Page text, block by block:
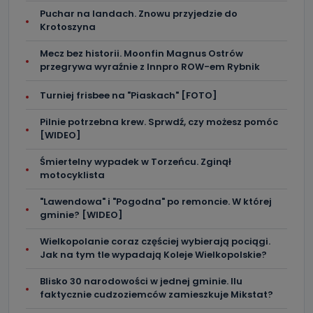
Co mogą Państwo zrobić z
przekazanymi nam danymi?
Po wyrażeniu zgody na przetwarzanie danych osobowych,
400) przy ul. Wolności 19 dostępu do danych osobowych
żądania ich sprostowania, usunięcia danych,
ograniczenia ich przetwarzania oraz prawo wniesienia
sprzeciwu wobec ich przetwarzania.
Do kiedy Państwa dane osobowe będą
przechowywane?
Do czasu wycofania zgody lub, jeśli dane będą
przetwarzane na podstawie prawnie uzasadnionego celu
administratora – do momentu wniesienia sprzeciwu.
Jakie dane osobowe przetwarzamy?
dane, które pochodzą bezpośrednio od Państwa (lub
zostały przekazane w Państwa imieniu) lub dane osobowe,
które zostały zebrane ze źródeł publicznie dostępnych, w
Puchar na landach. Znowu przyjedzie do
Krotoszyna
Mecz bez historii. Moonfin Magnus Ostrów
przegrywa wyraźnie z Innpro ROW-em Rybnik
Turniej frisbee na "Piaskach" [FOTO]
Pilnie potrzebna krew. Sprwdź, czy możesz pomóc
[WIDEO]
Śmiertelny wypadek w Torzeńcu. Zginął
motocyklista
"Lawendowa" i "Pogodna" po remoncie. W której
gminie? [WIDEO]
Wielkopolanie coraz częściej wybierają pociągi.
Jak na tym tle wypadają Koleje Wielkopolskie?
Blisko 30 narodowości w jednej gminie. Ilu
faktycznie cudzoziemców zamieszkuje Mikstat?